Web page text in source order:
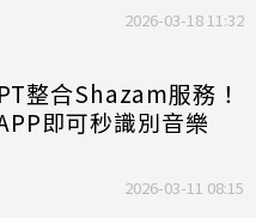
2026-03-18 11:32
整合Shazam服務！
即可秒識別音樂
2026-03-11 08:15